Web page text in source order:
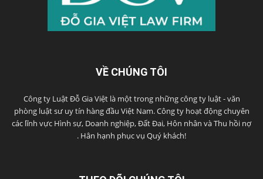
VỀ CHÚNG TÔI
Công ty Luật Đỗ Gia Việt là một trong những công ty luật - văn
phòng luật sư uy tín hàng đầu Việt Nam. Công ty hoạt động chuyên
các lĩnh vực Hình sự, Doanh nghiệp, Đất Đai, Hôn nhân và Thu hồi nợ
. Hân hạnh phục vụ Quý khách!